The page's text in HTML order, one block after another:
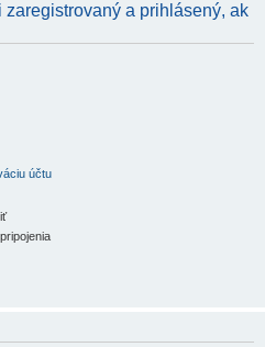
d
a prihlásený, ak
účtu